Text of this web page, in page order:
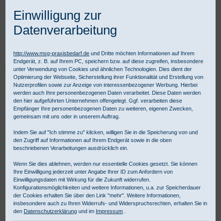
Praxisbedarf Shop Diagnostik
Fachspezifische Diagnostik
EKG-Geräte und Zubehör
EKG Zubehör
Cardio / Smart NiMH-Akkupack (12V / 2,5Ah)
Einwilligung zur
Datenverarbeitung
http://www.msg-praxisbedarf.de und Dritte möchten Informationen auf Ihrem
Endgerät, z. B. auf Ihrem PC, speichern bzw. auf diese zugreifen, insbesondere
unter Verwendung von Cookies und ähnlichen Technologien. Dies dient der
Optimierung der Webseite, Sicherstellung ihrer Funktionalität und Erstellung von
Nutzerprofilen sowie zur Anzeige von interessenbezogener Werbung. Hierbei
werden auch Ihre personenbezogenen Daten verarbeitet. Diese Daten werden
den hier aufgeführten Unternehmen offengelegt. Ggf. verarbeiten diese
Empfänger Ihre personenbezogenen Daten zu weiteren, eigenen Zwecken,
gemeinsam mit uns oder in unserem Auftrag.
Indem Sie auf "Ich stimme zu" klicken, willigen Sie in die Speicherung von und
den Zugriff auf Informationen auf Ihrem Endgerät sowie in die oben
beschriebenen Verarbeitungen ausdrücklich ein.
Wenn Sie dies ablehnen, werden nur essentielle Cookies gesetzt. Sie können
Ihre Einwilligung jederzeit unter Angabe Ihrer ID zum Anfordern von
Einwilligungsdaten mit Wirkung für die Zukunft widerrufen.
Konfigurationsmöglichkeiten und weitere Informationen, u.a. zur Speicherdauer
der Cookies erhalten Sie über den Link "mehr". Weitere Informationen,
insbesondere auch zu Ihren Widerrufs- und Widerspruchsrechten, erhalten Sie in
den Datenschutzerklärung und im Impressum